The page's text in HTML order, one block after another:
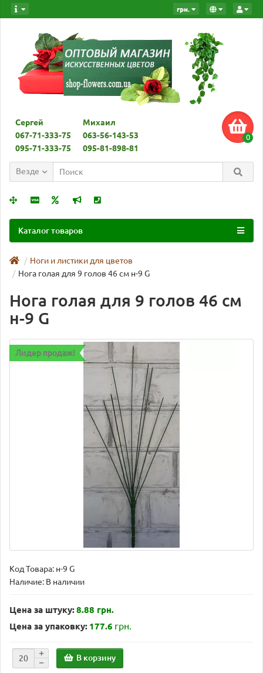
грн.
Сергей
067-71-333-75
095-71-333-75
Михаил
063-56-143-53
095-81-898-81
0
Везде
Каталог товаров
Ноги и листики для цветов
Нога голая для 9 голов 46 см н-9 G
Нога голая для 9 голов 46 см
н-9 G
Лидер продаж!
Код Товара: н-9 G
Наличие: В наличии
Цена за штуку:8.88 грн.
Цена за упаковку: 177.6 грн.
В корзину